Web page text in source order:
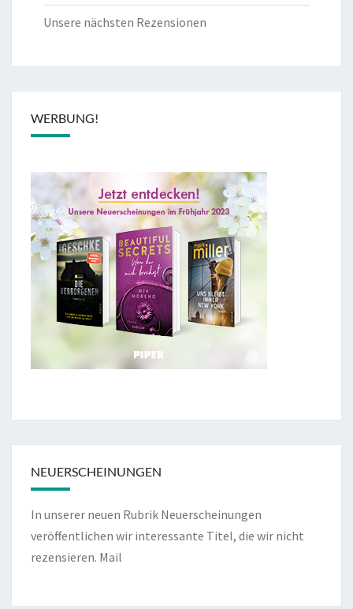
Unsere nächsten Rezensionen
WERBUNG!
NEUERSCHEINUNGEN
In unserer neuen Rubrik Neuerscheinungen
veröffentlichen wir interessante Titel, die wir nicht
rezensieren. Mail